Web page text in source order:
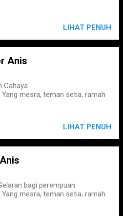
LIHAT PENUH
Anis
Cahaya
mesra, teman setia, ramah
LIHAT PENUH
bagi perempuan
mesra, teman setia, ramah